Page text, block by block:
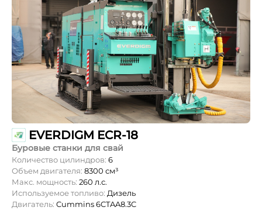
EVERDIGM ECR-18
Буровые станки для свай
Количество цилиндров: 6
Объем двигателя: 8300 см³
Макс. мощность: 260 л.с.
Используемое топливо: Дизель
Двигатель: Cummins 6CTAA8.3C